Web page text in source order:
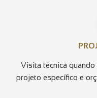
Visita técnica
projeto específico e